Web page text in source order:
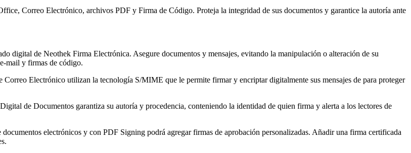
Correo Electrónico, archivos PDF y Firma de Código. Proteja la integridad de sus documentos y garantice la autoría ante
digital de Neothek Firma Electrónica. Asegure documentos y mensajes, evitando la manipulación o alteración de su
mail y firmas de código.
Electrónico utilizan la tecnología S/MIME que le permite firmar y encriptar digitalmente sus mensajes de para proteger
de Documentos garantiza su autoría y procedencia, conteniendo la identidad de quien firma y alerta a los lectores de
electrónicos y con PDF Signing podrá agregar firmas de aprobación personalizadas. Añadir una firma certificada